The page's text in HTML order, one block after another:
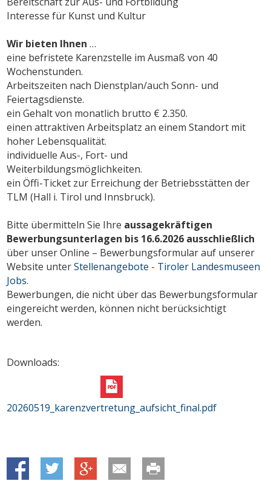
Interesse für Kunst und Kultur
Wir bieten Ihnen …
eine befristete Karenzstelle im Ausmaß von 40
Wochenstunden.
Arbeitszeiten nach Dienstplan/auch Sonn- und
Feiertagsdienste.
ein Gehalt von monatlich brutto € 2.350.
einen attraktiven Arbeitsplatz an einem Standort mit
hoher Lebensqualität.
individuelle Aus-, Fort- und
Weiterbildungsmöglichkeiten.
ein Öffi-Ticket zur Erreichung der Betriebsstätten der
TLM (Hall i. Tirol und Innsbruck).
Bitte übermitteln Sie Ihre aussagekräftigen
Bewerbungsunterlagen bis 16.6.2026 ausschließlich
über unser Online – Bewerbungsformular auf unserer
Website unterStellenangebote - Tiroler Landesmuseen
Jobs.
Bewerbungen, die nicht über das Bewerbungsformular
eingereicht werden, können nicht berücksichtigt
werden.
Downloads:
20260519_karenzvertretung_aufsicht_final.pdf